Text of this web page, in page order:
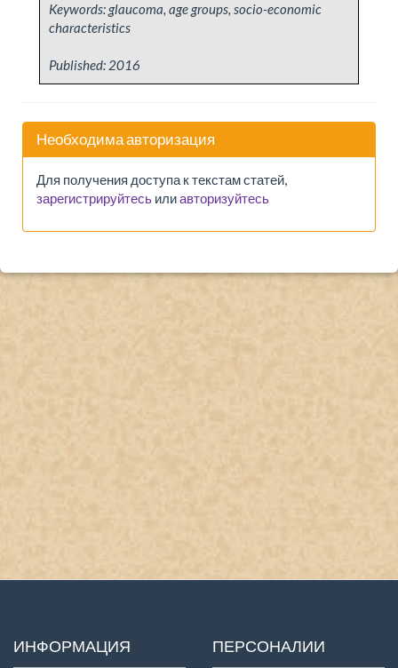
Keywords: glaucoma, age groups, socio-economic
characteristics
Published: 2016
Необходима авторизация
Для получения доступа к текстам статей,
зарегистрируйтесь илиавторизуйтесь
ИНФОРМАЦИЯ ПЕРСОНАЛИИ